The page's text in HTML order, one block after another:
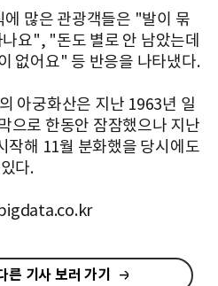
많은 관광객들은 "발이 묶
요", "돈도 별로 안 남았는데
없어요" 등 반응을 나타냈다.
아궁화산은 지난 1963년 일
으로 한동안 잠잠했으나 지난
작해 11월 분화했을 당시에도
다.
른 기사 보러 가기